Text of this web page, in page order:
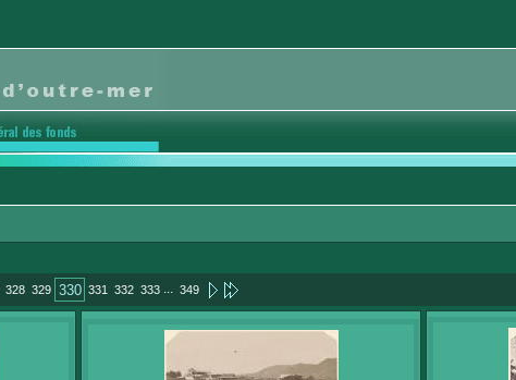
328 329 330 331 332 333 ... 349